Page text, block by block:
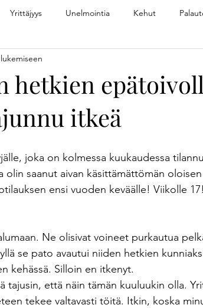
Yrittäjyys Unelmointia Kehut
vapaalla
Tavoitteet
Lahjaidea Black Friday Otan
hetkien
itkeä
joka on kolmessa kuukaudessa
olin saanut aivan käsittämättömän
ensi vuoden keväälle! Viikolle
Ne olisivat voineet purkautua
se pato avautui niiden hetkien
kehässä. Silloin en itkenyt.
tajusin, että näin tämän kuuluukin olla.
tekee valtavasti töitä. Itkin, koska